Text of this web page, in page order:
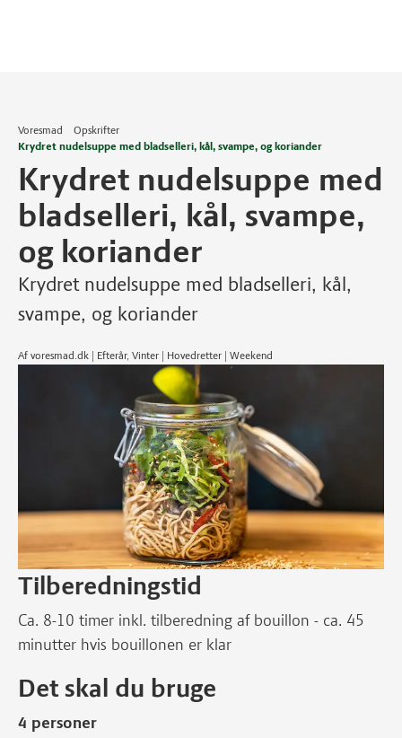
Voresmad
Opskrifter
Krydret nudelsuppe med bladselleri, kål, svampe, og koriander
Krydret nudelsuppe med
bladselleri, kål, svampe,
og koriander
Krydret nudelsuppe med bladselleri, kål,
svampe, og koriander
Af voresmad.dk | Efterår, Vinter | Hovedretter | Weekend
Tilberedningstid
Ca. 8-10 timer inkl. tilberedning af bouillon - ca. 45
minutter hvis bouillonen er klar
Det skal du bruge
4 personer